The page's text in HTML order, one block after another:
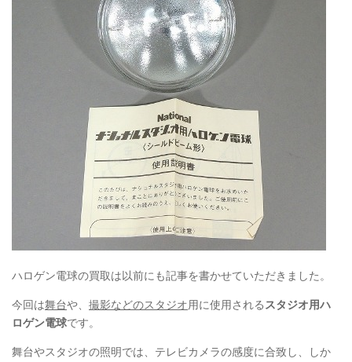
ハロゲン電球の買取は以前にも記事を書かせていただきました。
今回は舞台や、 撮影などのスタジオ用に使用される スタジオ用ハ
ロゲン電球です。
舞台やスタジオの照明では、テレビカメラの感度に合致し、しか